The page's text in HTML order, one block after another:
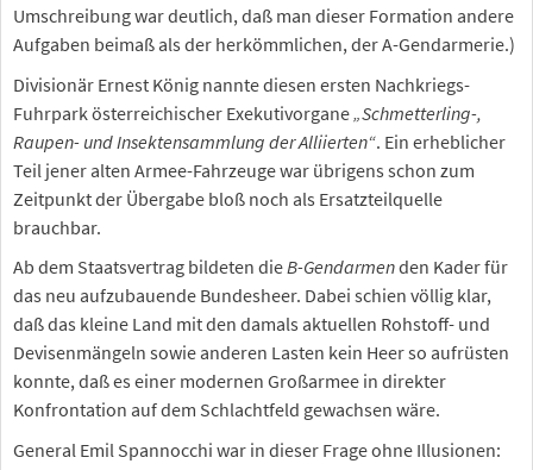
Umschreibung war deutlich, daß man dieser Formation andere
Aufgaben beimaß als der herkömmlichen, der A-Gendarmerie.)
Divisionär Ernest König nannte diesen ersten Nachkriegs-
Fuhrpark österreichischer Exekutivorgane„Schmetterling-,
Raupen- und Insektensammlung der Alliierten“. Ein erheblicher
Teil jener alten Armee-Fahrzeuge war übrigens schon zum
Zeitpunkt der Übergabe bloß noch als Ersatzteilquelle
brauchbar.
Ab dem Staatsvertrag bildeten dieB-Gendarmenden Kader für
das neu aufzubauende Bundesheer. Dabei schien völlig klar,
daß das kleine Land mit den damals aktuellen Rohstoff- und
Devisenmängeln sowie anderen Lasten kein Heer so aufrüsten
konnte, daß es einer modernen Großarmee in direkter
Konfrontation auf dem Schlachtfeld gewachsen wäre.
General Emil Spannocchi war in dieser Frage ohne Illusionen: